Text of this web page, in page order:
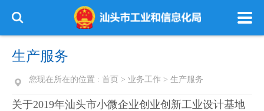
生产服务
您现在所在的位置 : 首页 > 业务工作 > 生产服务
关于2019年汕头市小微企业创业创新工业设计基地